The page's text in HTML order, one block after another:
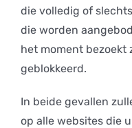
die volledig of
die worden
het moment bezoekt
geblokkeerd.
In beide gevallen
op alle websites die